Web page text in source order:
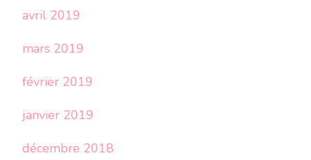
avril 2019
mars 2019
février 2019
janvier 2019
décembre 2018